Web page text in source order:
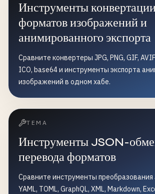
Инструменты
форматов изображений и
анимированного экспорта
Сравните конвертеры JPG, PNG, GIF,
ICO, base64 и инструменты экспорта
изображений в одном хабе.
ТЕМА
Инструменты JSON-
перевода форматов
Сравните инструменты преобразования
YAML, TOML, GraphQL, XML, Markdown,